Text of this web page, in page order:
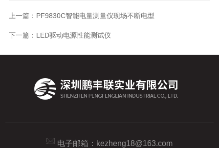
上一篇： PF9830C智能电量测量仪现场不断电型
下一篇： LED驱动电源性能测试仪
电子邮箱： kezheng18@163.com